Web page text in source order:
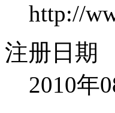
http://
注册日期
2010年